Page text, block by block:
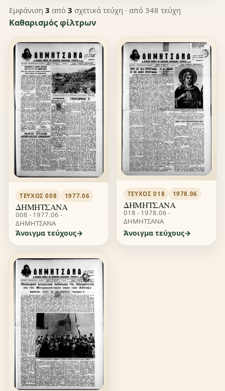
Εμφάνιση 3 από 3 σχετικά τεύχη · από 348 τεύχη
Καθαρισμός φίλτρων
ΤΕΎΧΟΣ 008 1977.06
ΔΗΜΗΤΣΑΝΑ
008 - 1977.06 -
ΔΗΜΗΤΣΑΝΑ
Άνοιγμα τεύχους
ΤΕΎΧΟΣ 018 1978.06
ΔΗΜΗΤΣΑΝΑ
018 - 1978.06 -
ΔΗΜΗΤΣΑΝΑ
Άνοιγμα τεύχους